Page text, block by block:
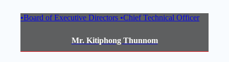
•Board of Executive Directors •Chief Technical Officer
Mr. Kitiphong Thunnom